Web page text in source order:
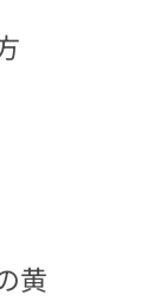
黄